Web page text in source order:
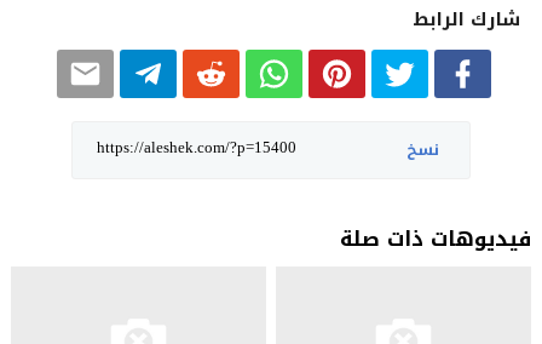
شارك الرابط
نسخ
فيديوهات ذات صلة